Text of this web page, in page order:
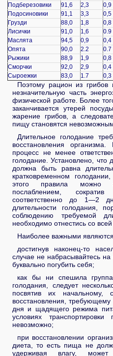
Подберезовики
91,6 2,3 0,9
Подосиновики
91,1 3,3 0,5
Грузди
88,0 1,8 0,8
Лисички
91,0 1,6 0.9
Маслята
94,5 0,9 0,4
Опята
90,0 2.2 0.7
Рыжики
88,9 1,9 0,8
Сморчки
92,0 2,9 0,4
Сыроежки
83,0 1.7 0,3
Поэтому рацион из
незначительную часть
физической работе. Более
заканчивается утерей
жарение грибов, а
пищу становятся
Длительное голодание
восстановления
процесс не менее
голодание. Установлено, что
должна быть равна
кратковременном
этого правила можно
послаблением,
соответственно до 1—2
длительности голодания,
соблюдению требуемой
необходимо отнестись со всей
Наиболее важными
достигнув наконец-то
случае не набрасывайтесь
буквально погубить себя;
как бы ни спешила
голодания, следует
посвятив их начальному,
восстановления,
дня и щадящего режима
условиях
невозможно;
при восстановлении
диета, то есть пища не
удерживая влагу,